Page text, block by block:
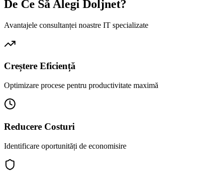
De Ce Să Alegi Doljnet?
Avantajele consultanței noastre IT specializate
Creștere Eficiență
Optimizare procese pentru productivitate maximă
Reducere Costuri
Identificare oportunități de economisire